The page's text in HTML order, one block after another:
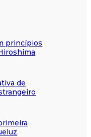
princípios
de